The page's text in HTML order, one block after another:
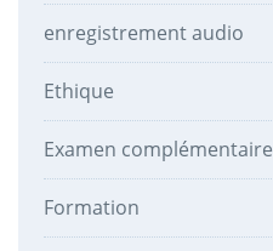
enregistrement audio
Ethique
Examen complémentaire
Formation